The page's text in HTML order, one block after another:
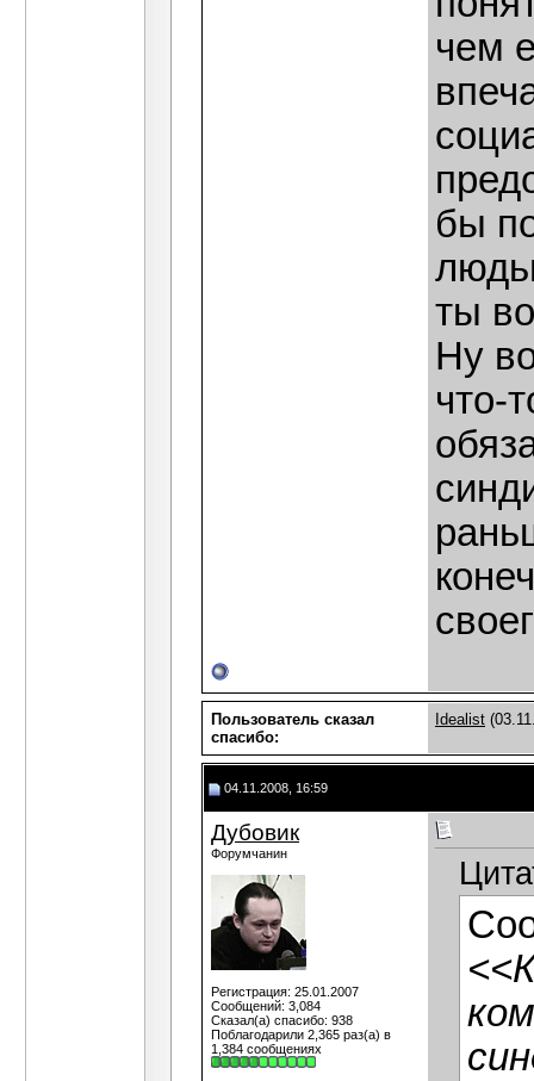
чем
бы
ты
Ну
что-
Пользователь сказал
cпасибо:
Idealist
04.11.2008, 16:59
Дубовик
Форумчанин
Регистрация: 25.01.2007
Сообщений: 3,084
Сказал(а) спасибо: 938
Поблагодарили 2,365 раз(а) в
1,384 сообщениях